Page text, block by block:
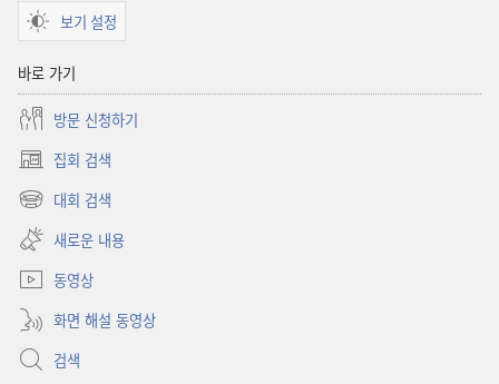
보기 설정
바로 가기
방문 신청하기
집회 검색
(새로운
창
대회 검색
(새로운
창
열기)
새로운 내용
동영상
화면 해설 동영상
검색